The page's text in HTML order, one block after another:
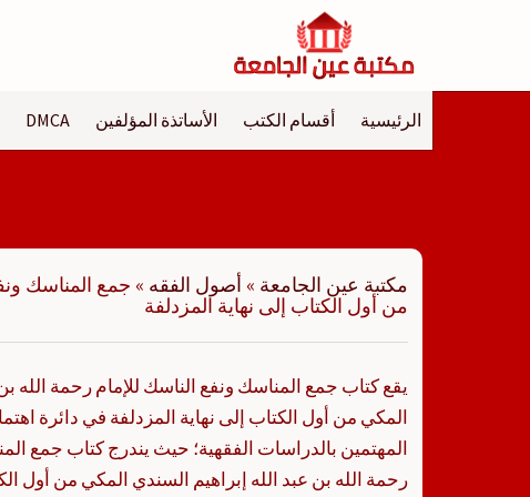
الرئيسية أقسام الكتب الأساتذة المؤلفين DMCA
مكتبة عين الجامعة » أصول الفقه » جمع المناسك
من أول الكتاب إلى نهاية المزدلفة
يقع كتاب جمع المناسك ونفع الناسك للإمام رحمة الله
المكي من أول الكتاب إلى نهاية المزدلفة في دائرة
المهتمين بالدراسات الفقهية؛ حيث يندرج كتاب جمع
رحمة الله بن عبد الله إبراهيم السندي المكي من أول